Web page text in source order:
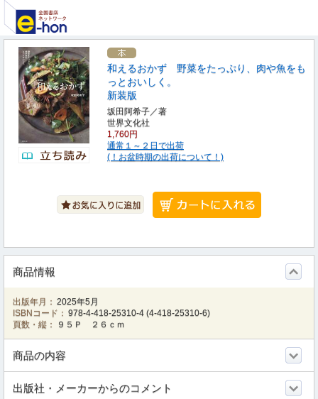
和えるおかず 野菜をたっぷり、肉や魚をも
っとおいしく。
新装版
坂田阿希子／著
世界文化社
1,760円
通常１～２日で出荷
(！お盆時期の出荷について！)
商品情報
出版年月： 2025年5月
ISBNコード： 978-4-418-25310-4 (4-418-25310-6)
頁数・縦：
９５Ｐ ２６ｃｍ
商品の内容
出版社・メーカーからのコメント